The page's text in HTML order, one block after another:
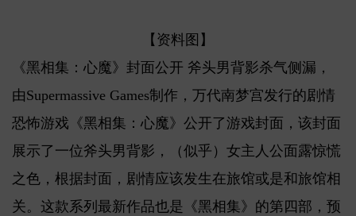
【资料图】
《黑相集：心魔》封面公开 斧头男背影杀气侧漏，
由Supermassive Games制作，万代南梦宫发行的剧情
恐怖游戏《黑相集：心魔》公开了游戏封面，该封面
展示了一位斧头男背影，（似乎）女主人公面露惊慌
之色，根据封面，剧情应该发生在旅馆或是和旅馆相
关。这款系列最新作品也是《黑相集》的第四部，预